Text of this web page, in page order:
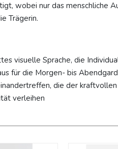
wobei nur das menschliche
Trägerin.
visuelle Sprache, die
für die Morgen- bis
die der
verleihen